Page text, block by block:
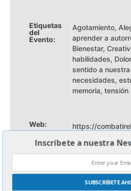
Etiquetas
del
Evento:
Agotamiento,
aprender a
Bienestar,
habilidades,
sentido a
necesidades,
memoria, tensión
Web: https://
Organizador
Maria del Mar jiménez
Inscríbete a nuestra
SUBSCRÍBETE